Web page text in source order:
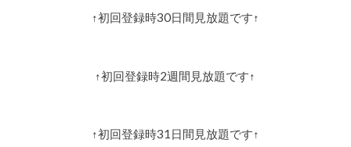
↑初回登録時30日間見放題です↑
↑初回登録時2週間見放題です↑
↑初回登録時31日間見放題です↑